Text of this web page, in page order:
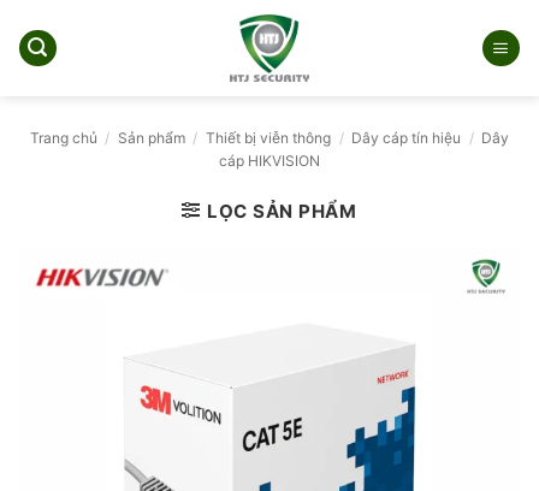
qua
Trang chủ / Sản phẩm / Thiết bị viễn thông / Dây cáp tín hiệu / Dây
cáp HIKVISION
LỌC SẢN PHẨM